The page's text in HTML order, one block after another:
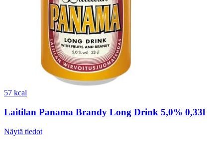
57 kcal
Laitilan Panama Brandy Long Drink 5,0% 0,33l
Näytä tiedot